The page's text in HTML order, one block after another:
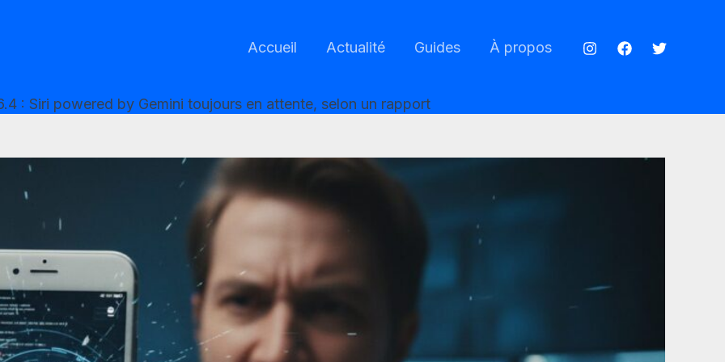
Accueil Actualité Guides À propos
: Siri powered by Gemini toujours en attente, selon un rapport